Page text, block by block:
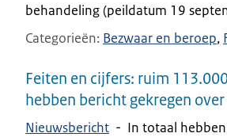
behandeling (peildatum 19
Categorieën Bezwaar en beroep
Feiten en cijfers: ruim
hebben bericht gekregen
Nieuwsbericht - In totaal